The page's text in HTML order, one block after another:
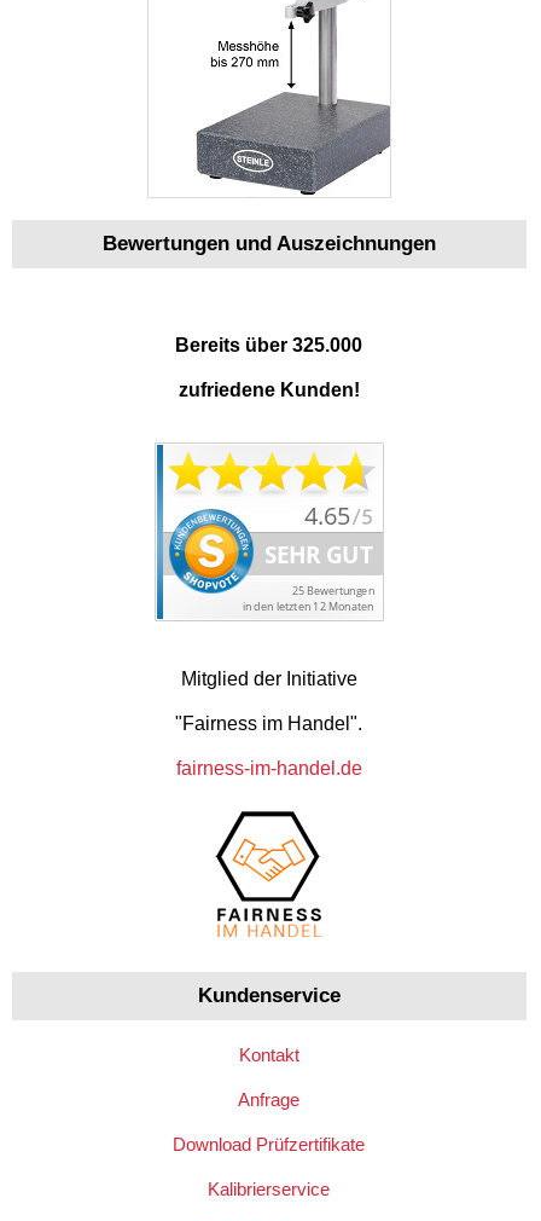
Bewertungen und Auszeichnungen
Bereits über 325.000
zufriedene Kunden!
Mitglied der Initiative
"Fairness im Handel".
fairness-im-handel.de
Kundenservice
Kontakt
Anfrage
Download Prüfzertifikate
Kalibrierservice